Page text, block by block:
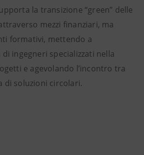
la transizione “green” delle
mezzi finanziari, ma
formativi, mettendo a
ingegneri specializzati nella
e agevolando l’incontro tra
di soluzioni circolari.